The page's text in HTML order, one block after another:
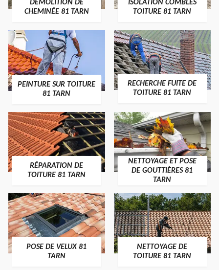
DÉMOLITION DE
CHEMINÉE 81 TARN
ISOLATION COMBLES
TOITURE 81 TARN
PEINTURE SUR TOITURE
81 TARN
RECHERCHE FUITE DE
TOITURE 81 TARN
RÉPARATION DE
TOITURE 81 TARN
NETTOYAGE ET POSE
DE GOUTTIÈRES 81
TARN
POSE DE VELUX 81
TARN
NETTOYAGE DE
TOITURE 81 TARN